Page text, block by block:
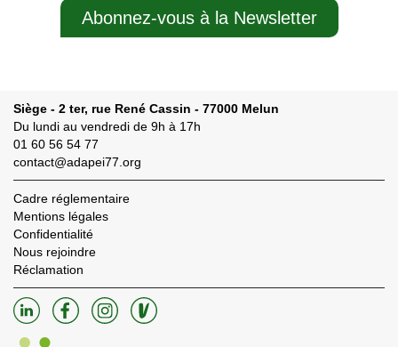
Abonnez-vous à la Newsletter
Siège - 2 ter, rue René Cassin - 77000 Melun
Du lundi au vendredi de 9h à 17h
01 60 56 54 77
contact@adapei77.org
Cadre réglementaire
Mentions légales
Confidentialité
Nous rejoindre
Réclamation